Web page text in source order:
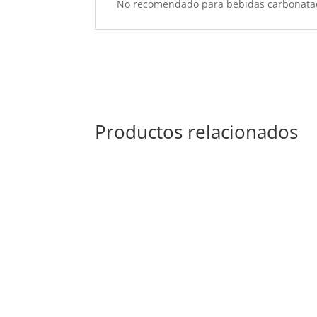
No recomendado para bebidas
Productos relacionados